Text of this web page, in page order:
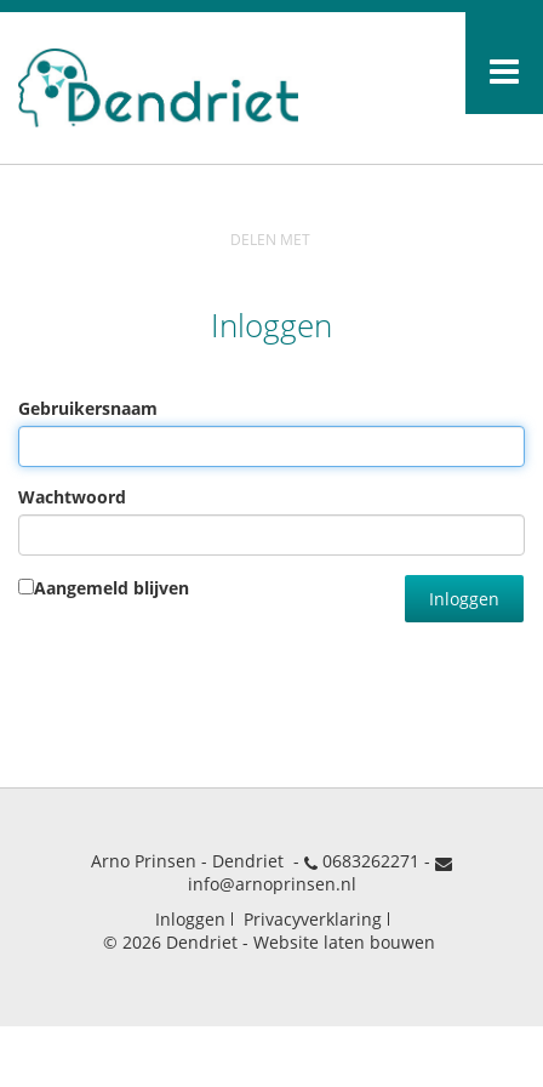
DELEN MET
Inloggen
Gebruikersnaam
Wachtwoord
Aangemeld blijven Inloggen
Arno Prinsen - Dendriet - 0683262271 -
info@arnoprinsen.nl
Inloggen
Privacyverklaring
© 2026 Dendriet- Website laten bouwen